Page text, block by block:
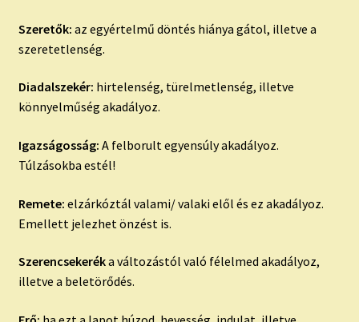
Szeretők: az egyértelmű döntés hiánya gátol, illetve a
szeretetlenség.
Diadalszekér: hirtelenség, türelmetlenség, illetve
könnyelműség akadályoz.
Igazságosság: A felborult egyensúly akadályoz.
Túlzásokba estél!
Remete: elzárkóztál valami/ valaki elől és ez akadályoz.
Emellett jelezhet önzést is.
Szerencsekeréka változástól való félelmed akadályoz,
illetve a beletörődés.